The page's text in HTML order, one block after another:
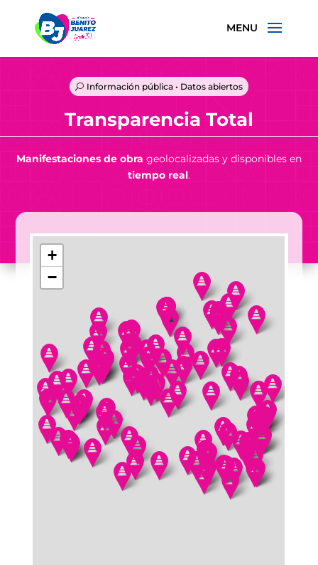
Información pública • Datos abiertos
Transparencia Total
Manifestaciones de obra geolocalizadas y disponibles en
tiempo real.